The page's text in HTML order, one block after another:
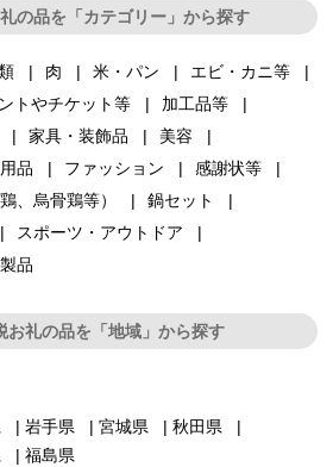
の品を「カテゴリー」から探す
肉 米・パン
エビ・カニ等
トやチケット等
加工品等
家具・装飾品
美容
品 ファッション
感謝状等
、烏骨鶏等）
鍋セット
スポーツ・アウトドア
品
お礼の品を「地域」から探す
岩手県 宮城県
秋田県
福島県